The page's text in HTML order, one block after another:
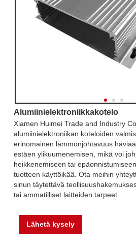
Alumiinielektroniikkakotelo
Xiamen Huimei Trade and Industry
alumiinielektroniikan koteloiden
erinomainen lämmönjohtavuus
estäen ylikuumenemisen, mikä voi
heikkenemiseen tai
tuotteen käyttöikää. Ota meihin
sinun täytettävä
tai ammatilliset laitteiden tarpeet.
Lähetä kysely